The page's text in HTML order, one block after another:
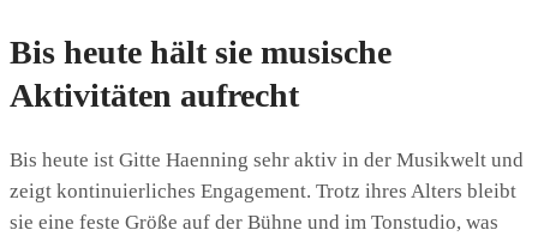
Bis heute hält sie musische
Aktivitäten aufrecht
Bis heute ist Gitte Haenning sehr aktiv in der Musikwelt und
zeigt kontinuierliches Engagement. Trotz ihres Alters bleibt
sie eine feste Größe auf der Bühne und im Tonstudio, was